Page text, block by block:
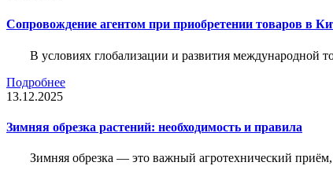
Сопровождение агентом при приобретении товаров в
В условиях глобализации и развития международной
Подробнее
13.12.2025
Зимняя обрезка растений: необходимость и правила
Зимняя обрезка — это важный агротехнический